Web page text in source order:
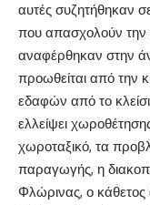
αυτές συζητήθηκαν
που απασχολούν την
αναφέρθηκαν στην
προωθείται από την
εδαφών από το
ελλείψει
χωροταξικό, τα
παραγωγής, η
Φλώρινας, ο κάθετος